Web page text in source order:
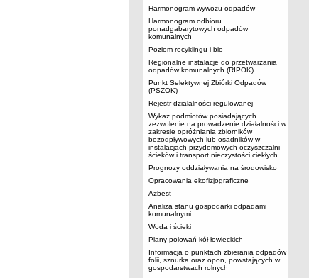
Harmonogram wywozu odpadów
Harmonogram odbioru
ponadgabarytowych odpadów
komunalnych
Poziom recyklingu i bio
Regionalne instalacje do przetwarzania
odpadów komunalnych (RIPOK)
Punkt Selektywnej Zbiórki Odpadów
(PSZOK)
Rejestr działalności regulowanej
Wykaz podmiotów posiadających
zezwolenie na prowadzenie działalności w
zakresie opróżniania zbiorników
bezodpływowych lub osadników w
instalacjach przydomowych oczyszczalni
ścieków i transport nieczystości ciekłych
Prognozy oddziaływania na środowisko
Opracowania ekofizjograficzne
Azbest
Analiza stanu gospodarki odpadami
komunalnymi
Woda i ścieki
Plany polowań kół łowieckich
Informacja o punktach zbierania odpadów
folii, sznurka oraz opon, powstających w
gospodarstwach rolnych